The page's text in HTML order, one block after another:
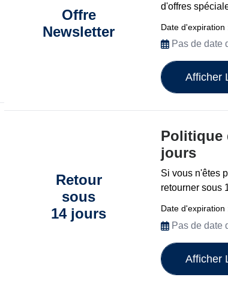
Offre
Newsletter
d'offres
Date d'expiration
Pas de date
Afficher
Retour
sous
14 jours
Politique
jours
Si vous n'êtes
retourner sous
Date d'expiration
Pas de date
Afficher